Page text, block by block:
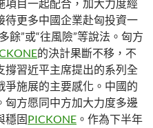
目一起配合，加大力度經
待更多中國企業赴匈投資一
餘”或“往風險”等說法。匈方
的決計果斷不移，不
習近平主席提出的系列全
施展的主要感化。中國的
匈方愿同中方加大力度多邊
穩固PICKONE 。作為下半年